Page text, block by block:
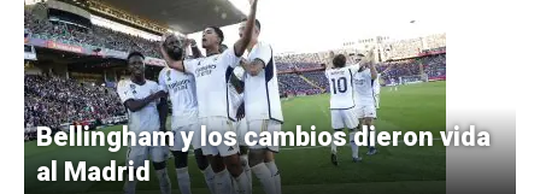
Bellingham y los cambios dieron vida
al Madrid